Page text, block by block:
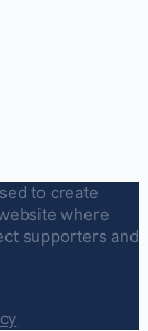
to create
where
supporters and